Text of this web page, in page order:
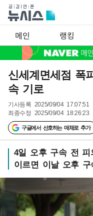
메인 랭킹
신세계면세점 폭
속 기로
기사등록 2025/09/04 17:07:51
최종수정 2025/09/04 18:26:23
구글에서 선호하는 매체로 추가
4일 오후 구속 전 피
이르면 이날 오후